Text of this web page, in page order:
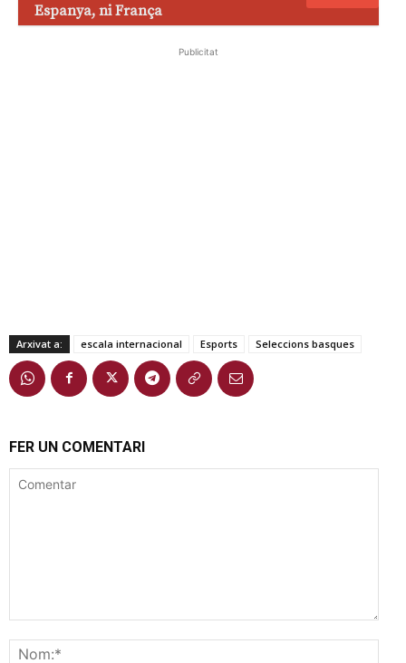
Espanya, ni França
Publicitat
Arxivat a: escala internacional Esports Seleccions basques
FER UN COMENTARI